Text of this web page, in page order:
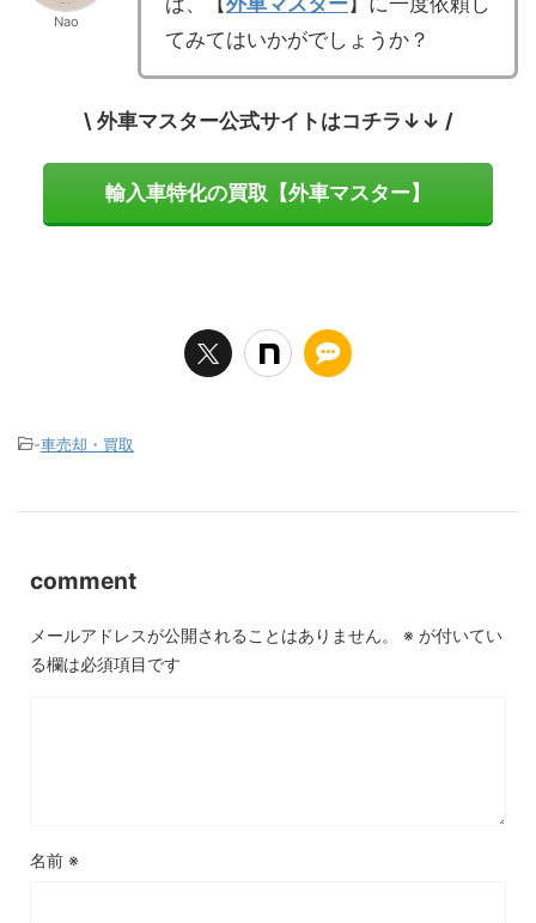
Nao
てみてはいかがでしょうか？
\ 外車マスター公式サイトはコチラ↓↓ /
輸入車特化の買取【外車マスター】
-車売却・買取
comment
メールアドレスが公開されることはありません。 ※ が付いてい
る欄は必須項目です
名前 ※